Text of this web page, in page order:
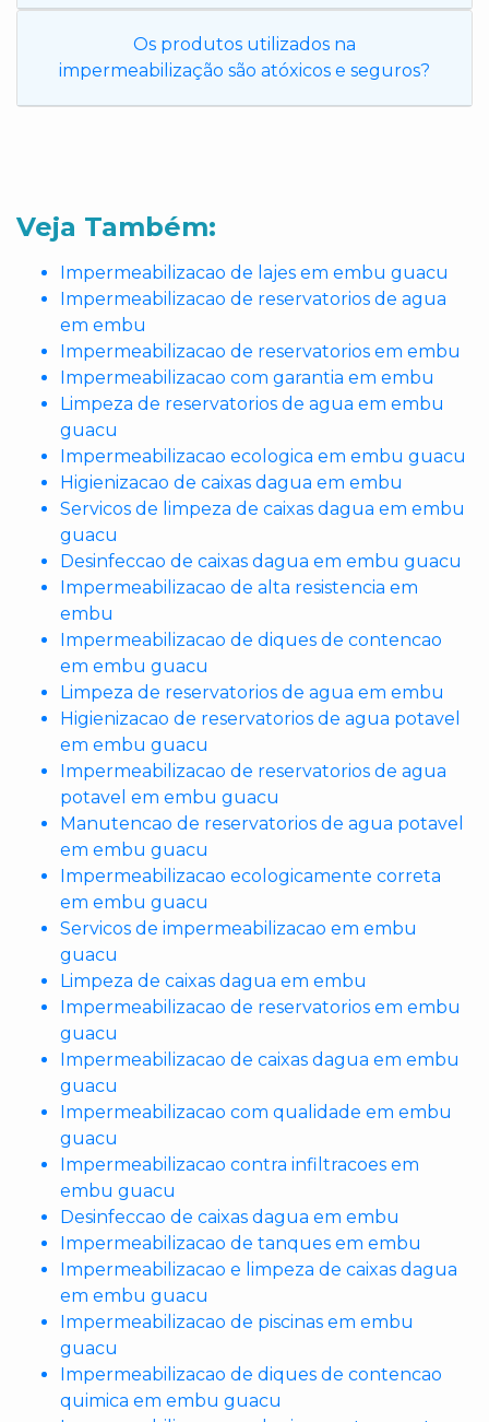
Os produtos utilizados na
impermeabilização são atóxicos e seguros?
Veja Também:
Impermeabilizacao de lajes em embu guacu
Impermeabilizacao de reservatorios de agua
em embu
Impermeabilizacao de reservatorios em embu
Impermeabilizacao com garantia em embu
Limpeza de reservatorios de agua em embu
guacu
Impermeabilizacao ecologica em embu guacu
Higienizacao de caixas dagua em embu
Servicos de limpeza de caixas dagua em embu
guacu
Desinfeccao de caixas dagua em embu guacu
Impermeabilizacao de alta resistencia em
embu
Impermeabilizacao de diques de contencao
em embu guacu
Limpeza de reservatorios de agua em embu
Higienizacao de reservatorios de agua potavel
em embu guacu
Impermeabilizacao de reservatorios de agua
potavel em embu guacu
Manutencao de reservatorios de agua potavel
em embu guacu
Impermeabilizacao ecologicamente correta
em embu guacu
Servicos de impermeabilizacao em embu
guacu
Limpeza de caixas dagua em embu
Impermeabilizacao de reservatorios em embu
guacu
Impermeabilizacao de caixas dagua em embu
guacu
Impermeabilizacao com qualidade em embu
guacu
Impermeabilizacao contra infiltracoes em
embu guacu
Desinfeccao de caixas dagua em embu
Impermeabilizacao de tanques em embu
Impermeabilizacao e limpeza de caixas dagua
em embu guacu
Impermeabilizacao de piscinas em embu
guacu
Impermeabilizacao de diques de contencao
quimica em embu guacu